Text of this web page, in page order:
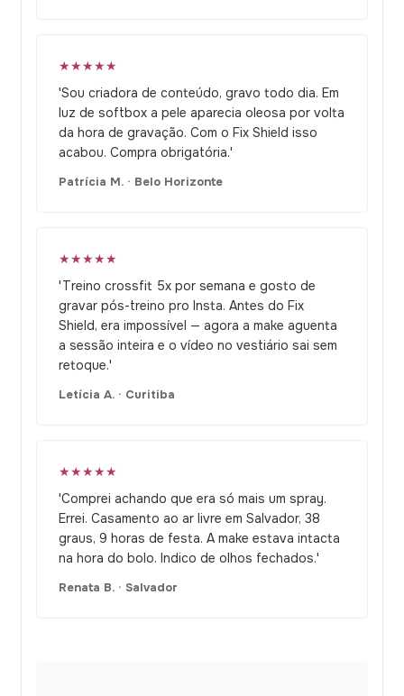
★★★★★
'Sou criadora de conteúdo, gravo todo dia. Em
luz de softbox a pele aparecia oleosa por volta
da hora de gravação. Com o Fix Shield isso
acabou. Compra obrigatória.'
Patrícia M. · Belo Horizonte
★★★★★
'Treino crossfit 5x por semana e gosto de
gravar pós-treino pro Insta. Antes do Fix
Shield, era impossível — agora a make aguenta
a sessão inteira e o vídeo no vestiário sai sem
retoque.'
Letícia A. · Curitiba
★★★★★
'Comprei achando que era só mais um spray.
Errei. Casamento ao ar livre em Salvador, 38
graus, 9 horas de festa. A make estava intacta
na hora do bolo. Indico de olhos fechados.'
Renata B. · Salvador